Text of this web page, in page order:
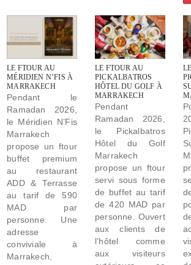
LE FTOUR AU
MÉRIDIEN N’FIS À
MARRAKECH
Pendant le
Ramadan 2026,
le Méridien N’Fis
Marrakech
propose un ftour
buffet premium
au restaurant
ADD & Terrasse
au tarif de 590
MAD par
personne. Une
adresse
conviviale à
Marrakech,
LE FTOUR AU
PICKALBATROS
HÔTEL DU GOLF À
MARRAKECH
Pendant
Ramadan 2026,
le Pickalbatros
Hôtel du Golf
Marrakech
propose un ftour
servi sous forme
de buffet au tarif
de 420 MAD par
personne. Ouvert
aux clients de
l’hôtel comme
aux visiteurs